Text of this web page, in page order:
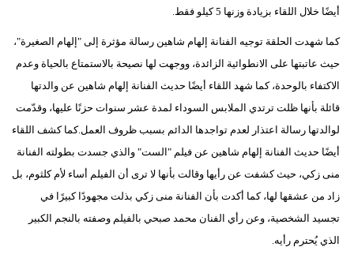
أيضًا خلال اللقاء بزيادة وزنها 5 كيلو فقط.
كما شهدت الحلقة توجيه الفنانة إلهام شاهين رسالة مؤثرة إلى "إلهام الصغيرة"،
حيث عاتبتها على الانطوائية الزائدة، ووجهت لها نصيحة بالاستمتاع بالحياة وعدم
الاكتفاء بالوحدة، كما شهد اللقاء أيضًا حديث الفنانة إلهام شاهين عن والدتها
قائلة بأنها ظلت ترتدي الملابس السوداء لمدة عشر سنوات حزنًا عليها، وقدّمت
لوالدتها رسالة اعتذار لعدم تواجدها الدائم بسبب ظروف العمل.كما كشف اللقاء
أيضًا حديث الفنانة إلهام شاهين عن فيلم "الست" والذي جسدت بطولته الفنانة
منى زكي، حيث كشفت عن رأيها وقالت بأنها لا ترى أن الفيلم أساء لأم كلثوم، بل
زاد من عشقها لها، كما أكدت بأن الفنانة منى زكي بذلت مجهودًا كبيرًا في
تجسيد الشخصية، وعن رأي الفنان محمد صبحي بالفيلم وصفته بالنجم الكبير
الذي يُحترم رأيه.